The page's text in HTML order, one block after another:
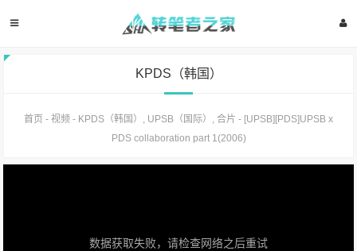
KPDS（韩国）
首页 - 视频 - KPDS（韩国） , UPSB（国际） , 合片 - [UPSB][PDS]UPSB x
PDS collaboration part 1(2006)
数据获取失败，请检查网络之后重试